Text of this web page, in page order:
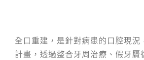
全口重建，是針對病患的口腔現況
計畫，透過整合牙周治療、假牙贗